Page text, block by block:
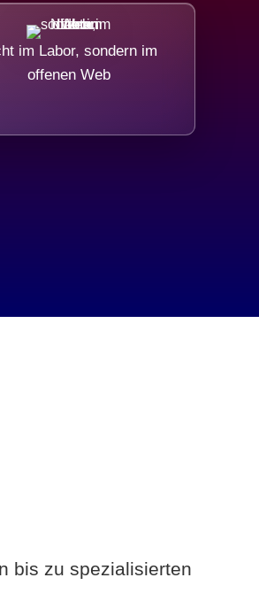
im Labor, sondern im
offenen Web
bis zu spezialisierten